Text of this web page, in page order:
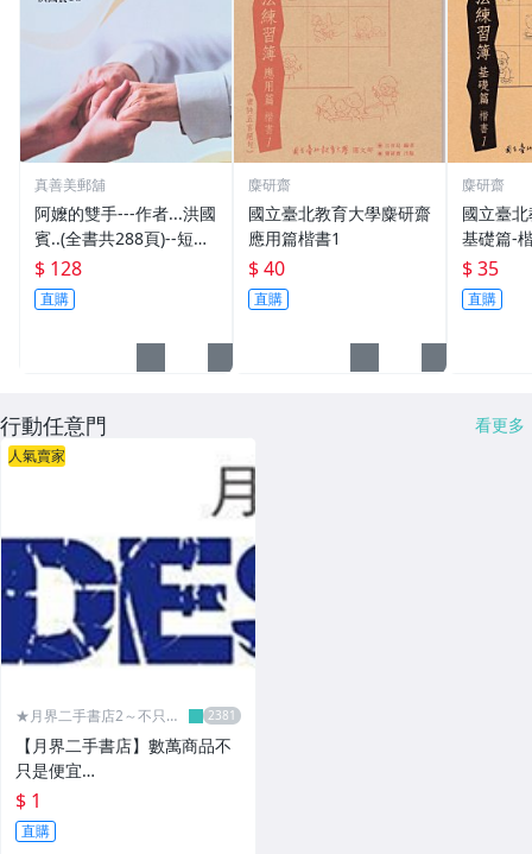
真善美郵舖
阿嬤的雙手---作者...洪國
賓..(全書共288頁)--短篇
小說，極短篇及詩作
$ 128
直購
麋研齋
國立臺北教育大學麋研齋
應用篇楷書1
$ 40
直購
麋研齋
國立臺
基礎篇-
$ 35
直購
行動任意門 看更多
人氣賣家
★月界二手書店2～不只是
【月界二手書店】數萬商品不
只是便宜…
$ 1
直購